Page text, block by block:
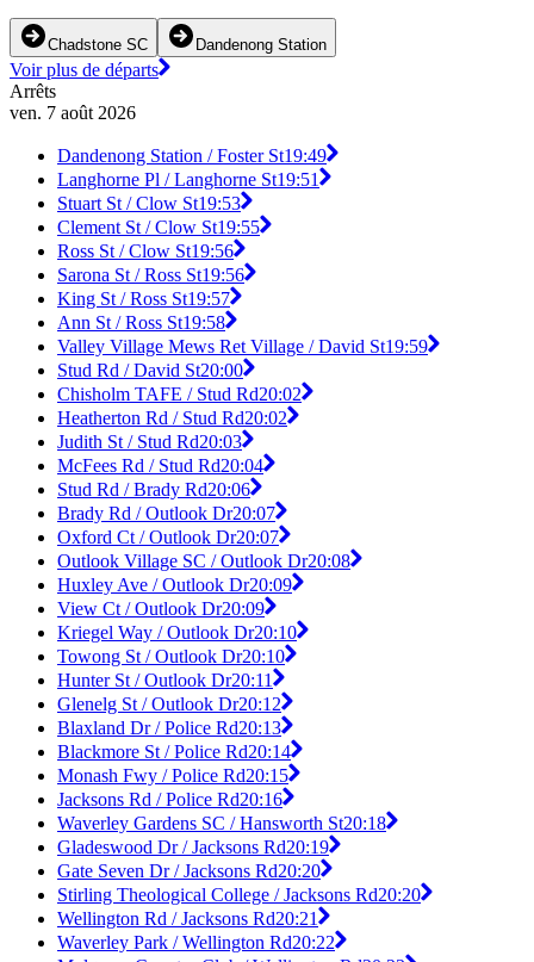
Chadstone SC Dandenong Station
Voir plus de départs
Arrêts
ven. 7 août 2026
Dandenong Station / Foster St19:49
Langhorne Pl / Langhorne St19:51
Stuart St / Clow St19:53
Clement St / Clow St19:55
Ross St / Clow St19:56
Sarona St / Ross St19:56
King St / Ross St19:57
Ann St / Ross St19:58
Valley Village Mews Ret Village / David St19:59
Stud Rd / David St20:00
Chisholm TAFE / Stud Rd20:02
Heatherton Rd / Stud Rd20:02
Judith St / Stud Rd20:03
McFees Rd / Stud Rd20:04
Stud Rd / Brady Rd20:06
Brady Rd / Outlook Dr20:07
Oxford Ct / Outlook Dr20:07
Outlook Village SC / Outlook Dr20:08
Huxley Ave / Outlook Dr20:09
View Ct / Outlook Dr20:09
Kriegel Way / Outlook Dr20:10
Towong St / Outlook Dr20:10
Hunter St / Outlook Dr20:11
Glenelg St / Outlook Dr20:12
Blaxland Dr / Police Rd20:13
Blackmore St / Police Rd20:14
Monash Fwy / Police Rd20:15
Jacksons Rd / Police Rd20:16
Waverley Gardens SC / Hansworth St20:18
Gladeswood Dr / Jacksons Rd20:19
Gate Seven Dr / Jacksons Rd20:20
Stirling Theological College / Jacksons Rd20:20
Wellington Rd / Jacksons Rd20:21
Waverley Park / Wellington Rd20:22